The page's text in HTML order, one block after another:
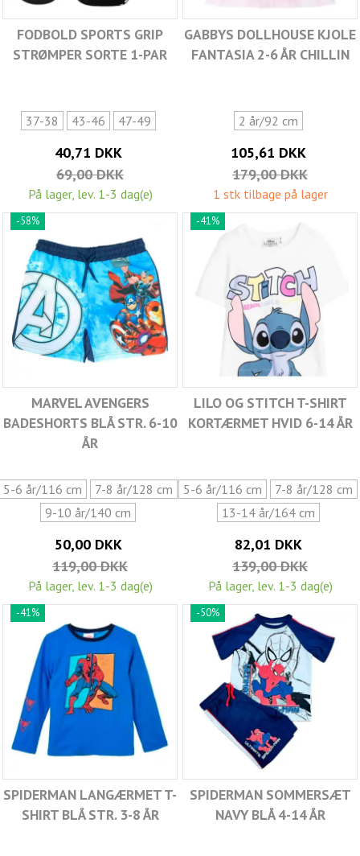
FODBOLD SPORTS GRIP
STRØMPER SORTE 1-PAR
37-38 43-46 47-49
40,71 DKK
69,00 DKK
På lager, lev. 1-3 dag(e)
GABBYS DOLLHOUSE KJOLE
FANTASIA 2-6 ÅR CHILLIN
2 år/92 cm
105,61 DKK
179,00 DKK
1 stk tilbage på lager
-58%
MARVEL AVENGERS
BADESHORTS BLÅ STR. 6-10
ÅR
5-6 år/116 cm
7-8 år/128 cm
9-10 år/140 cm
50,00 DKK
119,00 DKK
På lager, lev. 1-3 dag(e)
-41%
LILO OG STITCH T-SHIRT
KORTÆRMET HVID 6-14 ÅR
5-6 år/116 cm
7-8 år/128 cm
13-14 år/164 cm
82,01 DKK
139,00 DKK
På lager, lev. 1-3 dag(e)
-41%
SPIDERMAN LANGÆRMET T-
SHIRT BLÅ STR. 3-8 ÅR
-50%
SPIDERMAN SOMMERSÆT
NAVY BLÅ 4-14 ÅR